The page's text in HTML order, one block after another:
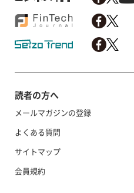
読者の方へ
メールマガジンの登録
よくある質問
サイトマップ
会員規約